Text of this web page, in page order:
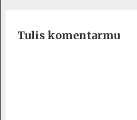
Tulis komentarmu